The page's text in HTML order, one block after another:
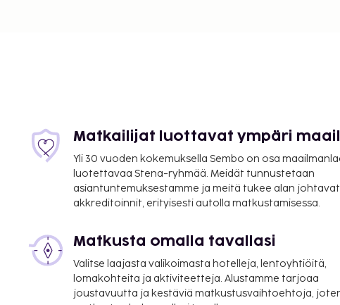
Matkailijat luottavat ympäri
Yli 30 vuoden kokemuksella Sembo on osa
luotettavaa Stena-ryhmää. Meidät tunnustetaan
asiantuntemuksestamme ja meitä tukee alan johtavat
akkreditoinnit, erityisesti autolla matkustamisessa.
Matkusta omalla tavallasi
Valitse laajasta valikoimasta hotelleja, lentoyhtiöitä,
lomakohteita ja aktiviteetteja. Alustamme tarjoaa
joustavuutta ja kestäviä matkustusvaihtoehtoja,